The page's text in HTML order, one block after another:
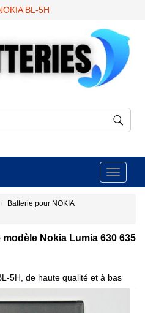
BL-5H
Toggle
Batterie pour NOKIA
Nokia Lumia 630 635
5H, de haute qualité et à bas